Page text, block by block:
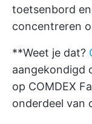
toetsenbord
concentreren
**Weet je dat?
aangekondigd
op COMDEX
onderdeel van